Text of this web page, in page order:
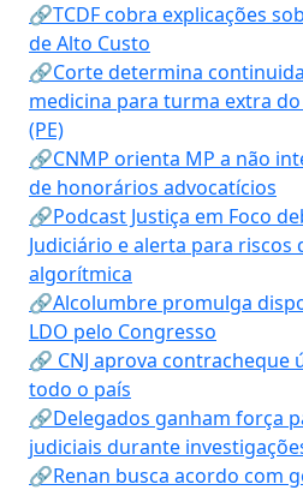
🔗TCDF cobra explicações
de Alto Custo
🔗Corte determina
medicina para turma extra
(PE)
🔗CNMP orienta MP a não
de honorários advocatícios
🔗Podcast Justiça em Foco
Judiciário e alerta para riscos
algorítmica
🔗Alcolumbre promulga
LDO pelo Congresso
🔗 CNJ aprova contracheque
todo o país
🔗Delegados ganham força
judiciais durante
🔗Renan busca acordo com